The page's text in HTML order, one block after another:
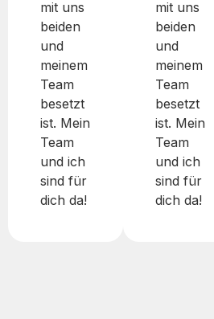
mit uns
beiden
und
meinem
Team
besetzt
ist. Mein
Team
und ich
sind für
dich da!
mit uns
beiden
und
meinem
Team
besetzt
ist. Mein
Team
und ich
sind für
dich da!